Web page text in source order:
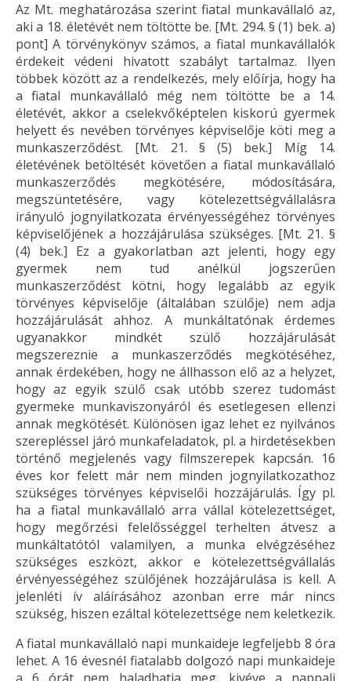
Az Mt. meghatározása szerint fiatal munkavállaló az,
aki a 18. életévét nem töltötte be. [Mt. 294. § (1) bek. a)
pont] A törvénykönyv számos, a fiatal munkavállalók
érdekeit védeni hivatott szabályt tartalmaz. Ilyen
többek között az a rendelkezés, mely előírja, hogy ha
a fiatal munkavállaló még nem töltötte be a 14.
életévét, akkor a cselekvőképtelen kiskorú gyermek
helyett és nevében törvényes képviselője köti meg a
munkaszerződést. [Mt. 21. § (5) bek.] Míg 14.
életévének betöltését követően a fiatal munkavállaló
munkaszerződés megkötésére, módosítására,
megszüntetésére, vagy kötelezettségvállalásra
irányuló jognyilatkozata érvényességéhez törvényes
képviselőjének a hozzájárulása szükséges. [Mt. 21. §
(4) bek.] Ez a gyakorlatban azt jelenti, hogy egy
gyermek nem tud anélkül jogszerűen
munkaszerződést kötni, hogy legalább az egyik
törvényes képviselője (általában szülője) nem adja
hozzájárulását ahhoz. A munkáltatónak érdemes
ugyanakkor mindkét szülő hozzájárulását
megszereznie a munkaszerződés megkötéséhez,
annak érdekében, hogy ne állhasson elő az a helyzet,
hogy az egyik szülő csak utóbb szerez tudomást
gyermeke munkaviszonyáról és esetlegesen ellenzi
annak megkötését. Különösen igaz lehet ez nyilvános
szerepléssel járó munkafeladatok, pl. a hirdetésekben
történő megjelenés vagy filmszerepek kapcsán. 16
éves kor felett már nem minden jognyilatkozathoz
szükséges törvényes képviselői hozzájárulás. Így pl.
ha a fiatal munkavállaló arra vállal kötelezettséget,
hogy megőrzési felelősséggel terhelten átvesz a
munkáltatótól valamilyen, a munka elvégzéséhez
szükséges eszközt, akkor e kötelezettségvállalás
érvényességéhez szülőjének hozzájárulása is kell. A
jelenléti ív aláírásához azonban erre már nincs
szükség, hiszen ezáltal kötelezettsége nem keletkezik.
A fiatal munkavállaló napi munkaideje legfeljebb 8 óra
lehet. A 16 évesnél fiatalabb dolgozó napi munkaideje